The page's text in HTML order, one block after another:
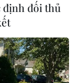
(Vietnam+)
định đối thủ